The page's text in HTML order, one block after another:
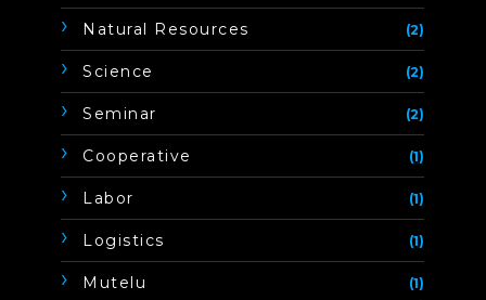
Natural Resources (2)
Science (2)
Seminar (2)
Cooperative (1)
Labor (1)
Logistics (1)
Mutelu (1)